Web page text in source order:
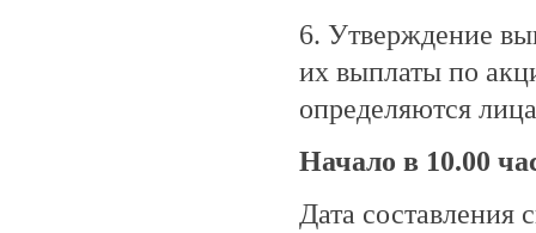
6. Утверждение
их выплаты по
определяются
Начало в 10.00
Дата составления